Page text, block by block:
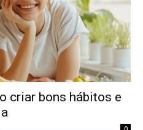
criar bons hábitos e